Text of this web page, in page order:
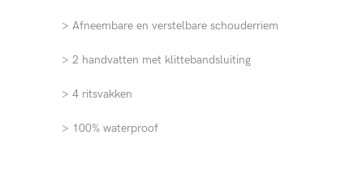
> Afneembare en verstelbare schouderriem
> 2 handvatten met klittebandsluiting
> 4 ritsvakken
> 100% waterproof